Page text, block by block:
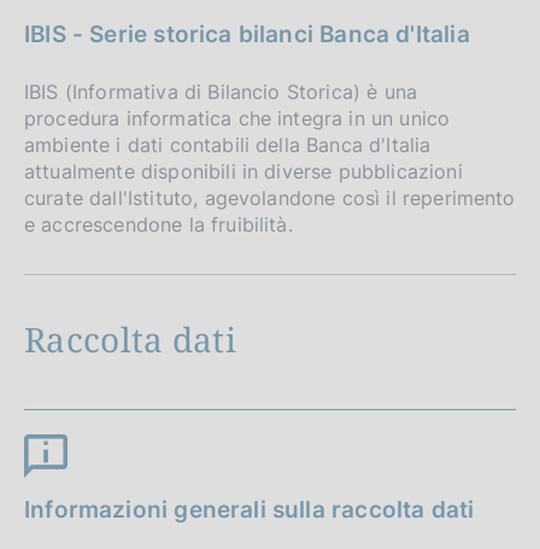
IBIS - Serie storica bilanci Banca d'Italia
IBIS (Informativa di Bilancio Storica) è una
procedura informatica che integra in un unico
ambiente i dati contabili della Banca d'Italia
attualmente disponibili in diverse pubblicazioni
curate dall'Istituto, agevolandone così il reperimento
e accrescendone la fruibilità.
Raccolta dati
Informazioni generali sulla raccolta dati